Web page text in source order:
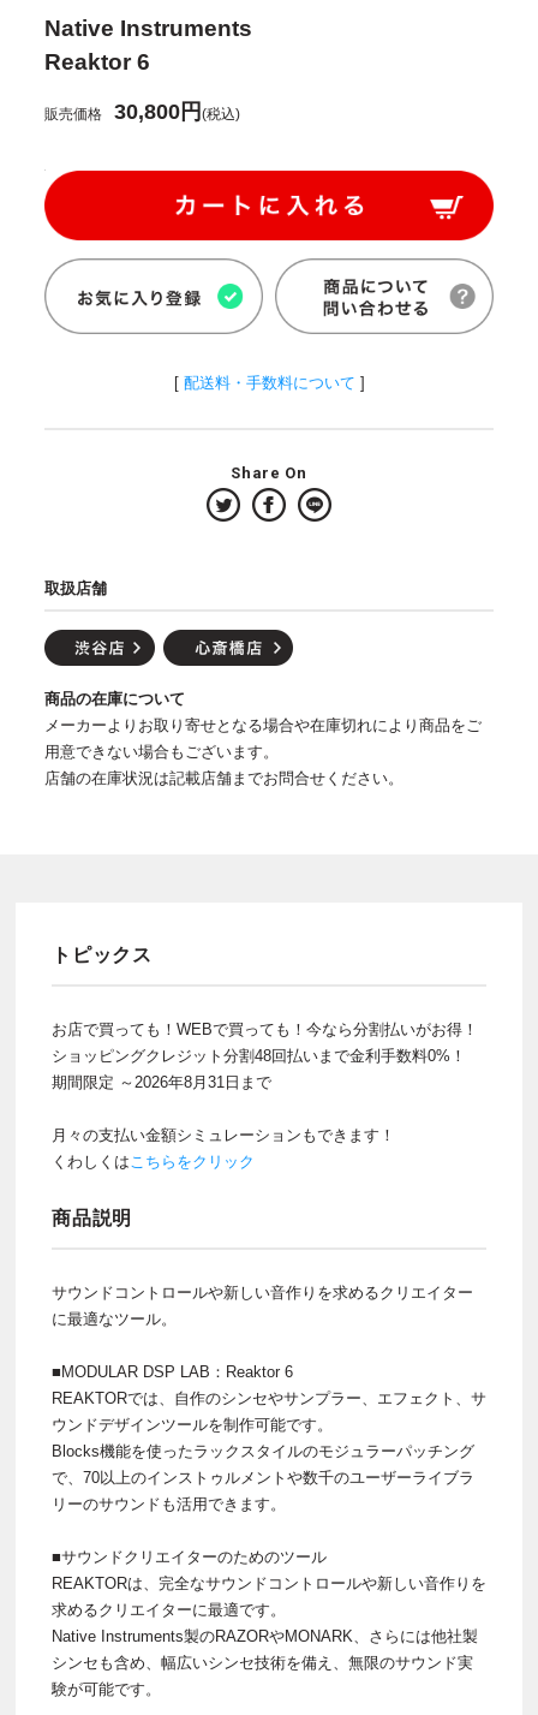
Native Instruments
Reaktor 6
販売価格 30,800円(税込)
[ 配送料・手数料について ]
Share On
取扱店舗
商品の在庫について
メーカーよりお取り寄せとなる場合や在庫切れにより商品をご
用意できない場合もございます。
店舗の在庫状況は記載店舗までお問合せください。
トピックス
お店で買っても！WEBで買っても！今なら分割払いがお得！
ショッピングクレジット分割48回払いまで金利手数料0%！
期間限定 ～2026年8月31日まで
月々の支払い金額シミュレーションもできます！
くわしくはこちらをクリック
商品説明
サウンドコントロールや新しい音作りを求めるクリエイター
に最適なツール。
■MODULAR DSP LAB：Reaktor 6
REAKTORでは、自作のシンセやサンプラー、エフェクト、サ
ウンドデザインツールを制作可能です。
Blocks機能を使ったラックスタイルのモジュラーパッチング
で、70以上のインストゥルメントや数千のユーザーライブラ
リーのサウンドも活用できます。
■サウンドクリエイターのためのツール
REAKTORは、完全なサウンドコントロールや新しい音作りを
求めるクリエイターに最適です。
Native Instruments製のRAZORやMONARK、さらには他社製
シンセも含め、幅広いシンセ技術を備え、無限のサウンド実
験が可能です。